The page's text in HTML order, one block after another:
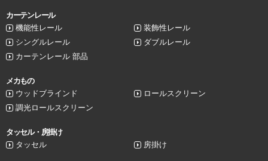
カーテンレール
機能性レール
装飾性レール
シングルレール
ダブルレール
カーテンレール 部品
メカもの
ウッドブラインド
ロールスクリーン
調光ロールスクリーン
タッセル・房掛け
タッセル
房掛け